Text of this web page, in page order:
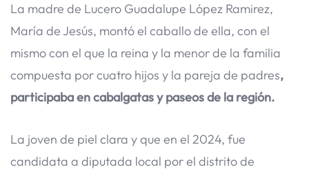
La madre de Lucero Guadalupe López Ramirez,
María de Jesús, montó el caballo de ella, con el
mismo con el que la reina y la menor de la familia
compuesta por cuatro hijos y la pareja de padres,
participaba en cabalgatas y paseos de la región.
La joven de piel clara y que en el 2024, fue
candidata a diputada local por el distrito de